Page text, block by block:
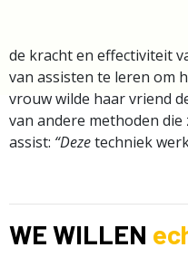
de kracht en effectiviteit
van assisten te leren om
vrouw wilde haar vriend
van andere methoden
assist: “Dezetechniek
WE WILLEN